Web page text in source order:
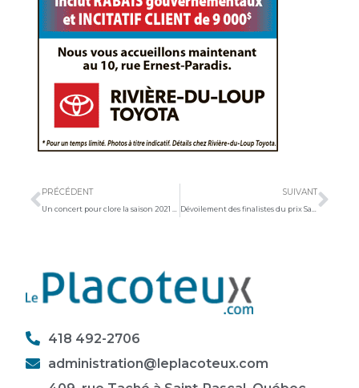
PRÉCÉDENT
Un concert pour clore la saison 2021 de la Chapelle
SUIVANT
Dévoilement des finalistes du prix Saint-Pacôme
418 492-2706
administration@leplacoteux.com